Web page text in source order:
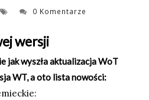
0 Komentarze
wersji
jak wyszła aktualizacja WoT
WT, a oto lista nowości: